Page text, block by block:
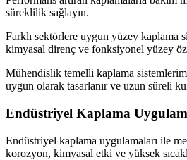
süreklilik sağlayın.
Farklı sektörlere uygun yüzey kaplama
kimyasal direnç ve fonksiyonel yüzey
Mühendislik temelli kaplama
uygun olarak tasarlanır ve uzun süreli
Endüstriyel Kaplama
Endüstriyel kaplama uygulamaları ile
korozyon, kimyasal etki ve yüksek